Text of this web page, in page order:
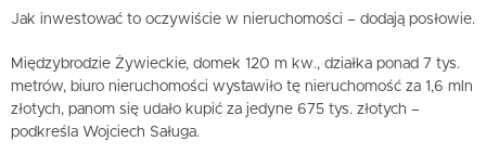
Jak inwestować to oczywiście w nieruchomości – dodają posłowie.
Międzybrodzie Żywieckie, domek 120 m kw., działka ponad 7 tys.
metrów, biuro nieruchomości wystawiło tę nieruchomość za 1,6 mln
złotych, panom się udało kupić za jedyne 675 tys. złotych –
podkreśla Wojciech Saługa.